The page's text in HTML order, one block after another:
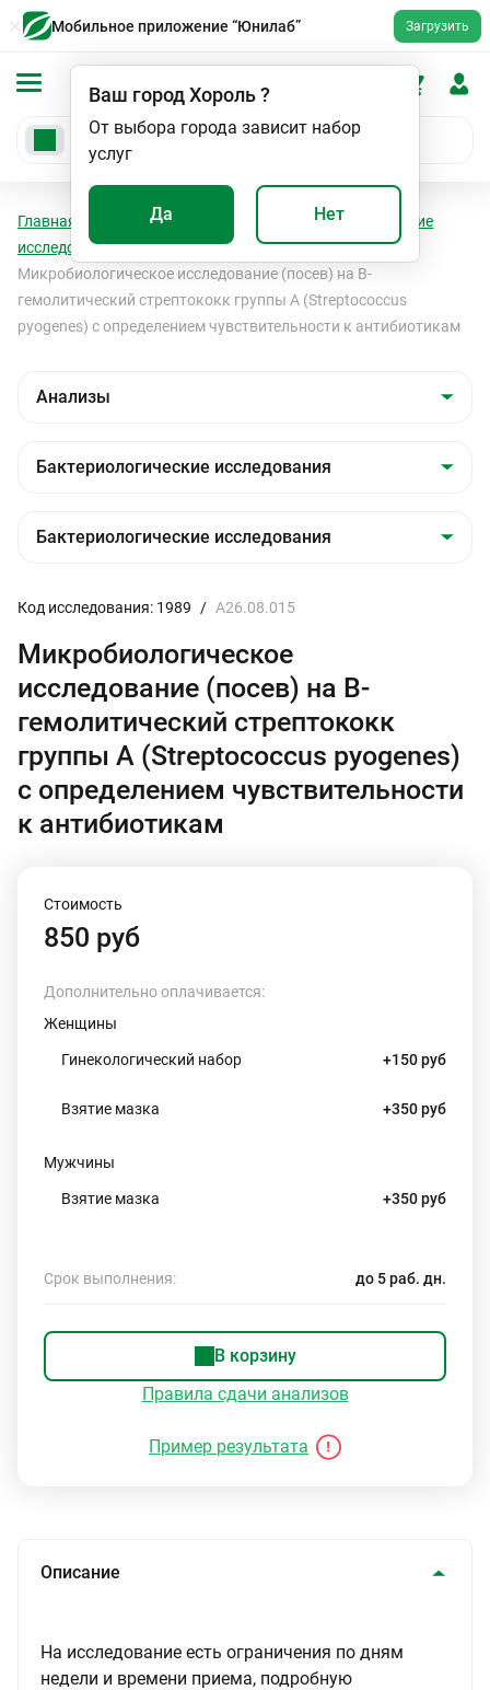
Мобильное приложение “Юнилаб” Загрузить
Ваш городХороль?
От выбора города зависит набор
услуг
Да Нет
Главная Анализы
Бактериологические
исследования
Бактериологические исследования
Микробиологическое исследование (посев) на B-
гемолитический стрептококк группы А (Streptococcus
pyogenes) с определением чувствительности к антибиотикам
Код исследования: 1989 / A26.08.015
Микробиологическое
исследование (посев) на B-
гемолитический стрептококк
группы А (Streptococcus pyogenes)
с определением чувствительности
к антибиотикам
Стоимость
850 руб
Дополнительно оплачивается:
Женщины
Гинекологический набор +150 руб
Взятие мазка +350 руб
Мужчины
Взятие мазка +350 руб
Срок выполнения: до 5 раб. дн.
В корзину
Правила сдачи анализов
Пример результата
Описание
На исследование есть ограничения по дням
недели и времени приема, подробную